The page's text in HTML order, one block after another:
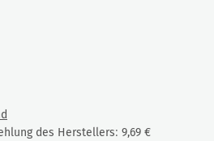
des Herstellers: 9,69 €